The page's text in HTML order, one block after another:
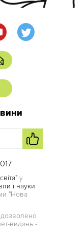
у
і науки
"Нова
дозволено
видань -